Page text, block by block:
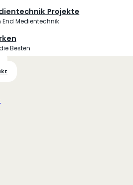
Projekte
End Medientechnik
Besten